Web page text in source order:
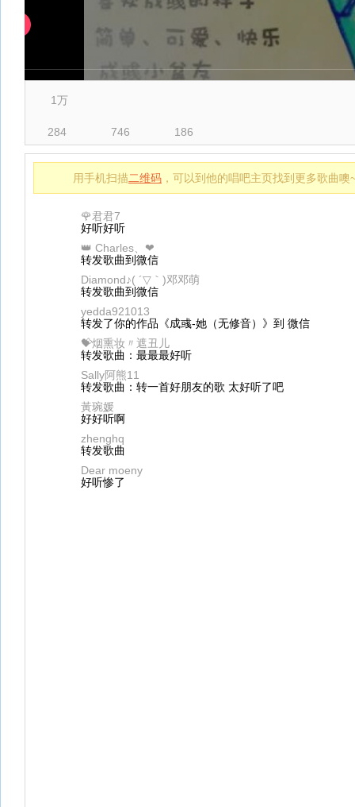
1万
284 746 186
用手机扫描二维码 ，可以到他的唱吧主页找到更多歌曲噢
🌹君君7
好听好听
👑 Charles、❤
转发歌曲到微信
Diamond♪( ´▽｀)邓邓萌
转发歌曲到微信
yedda921013
转发了你的作品《成彧-她（无修音）》到 微信
💝烟熏妆〃遮丑儿
转发歌曲：最最最好听
Sally阿熊11
转发歌曲：转一首好朋友的歌 太好听了吧
黃琬媛
好好听啊
zhenghq
转发歌曲
Dear moeny
好听惨了